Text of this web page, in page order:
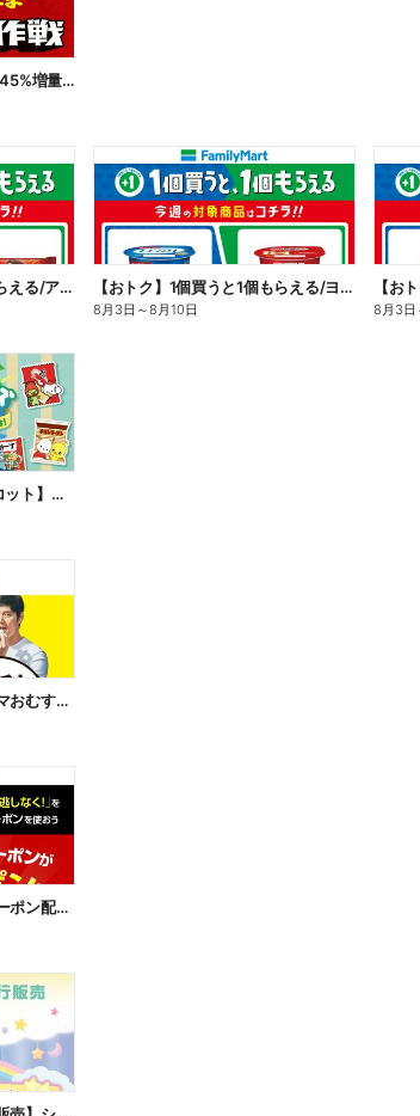
【おトク】お値段そのまま!45%増量作戦!
【おトク】1個買うと1個もらえる/アイス 【おトク】1個買うと1個もらえる/ヨーグルト
8月3日 ～8月10日
【お
8月3日
【サンリオ×メーカーマスコット】オリジナルグッズ貰える!
【おトク】大谷選手ファミマおむすび割
【おトク】お店で使えるクーポン配信中